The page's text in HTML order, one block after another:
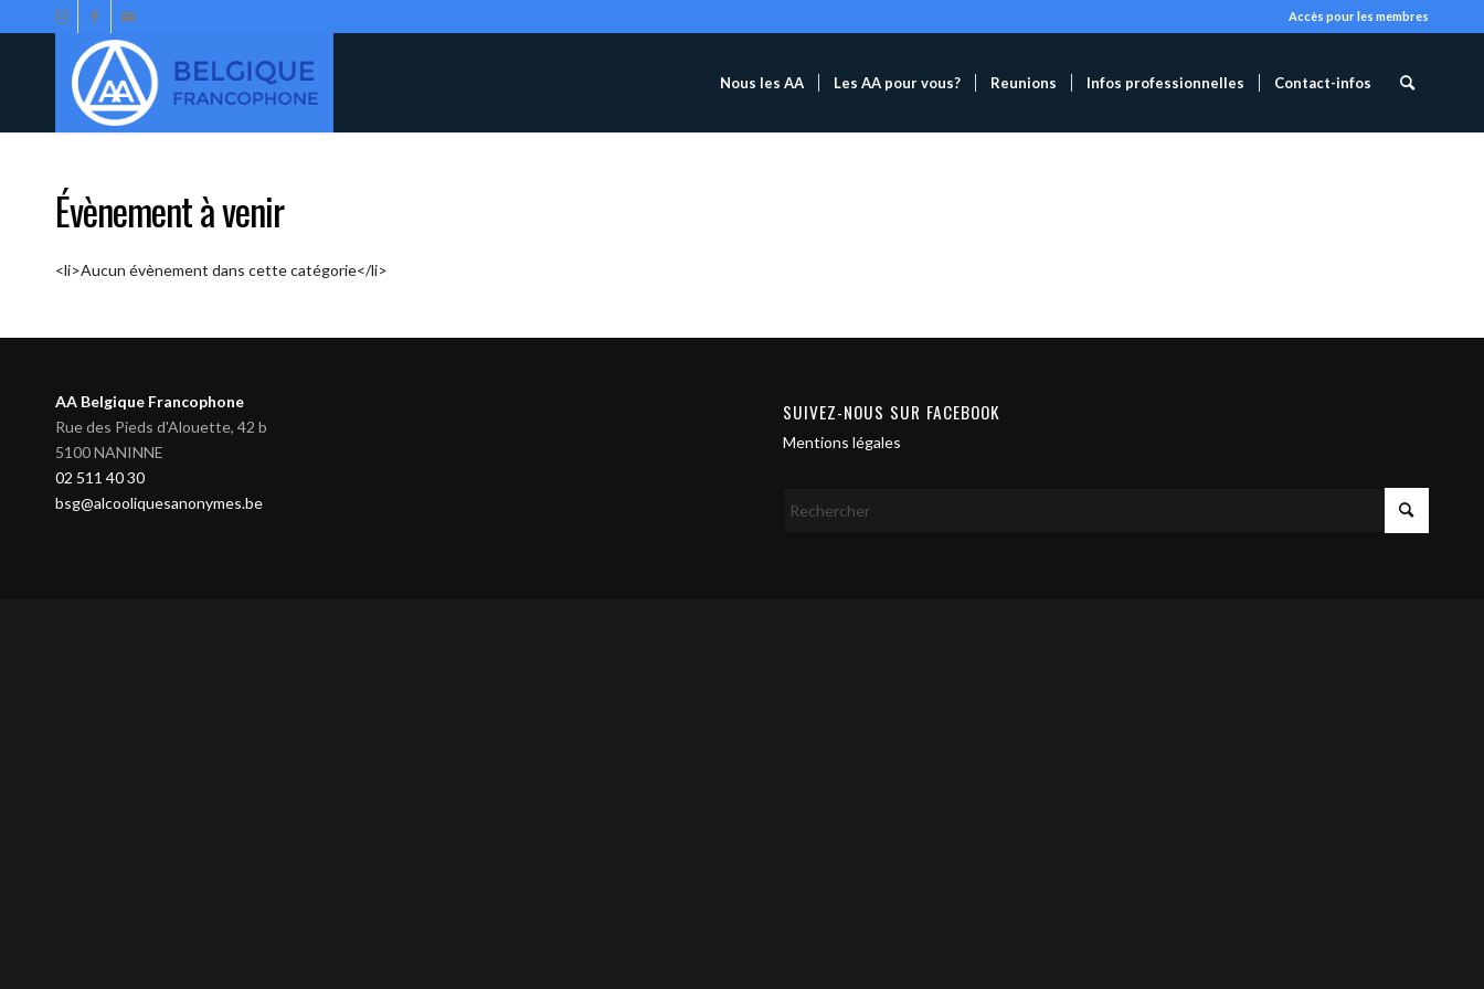
Accès pour les membres
Nous les AA Les AA pour vous? Reunions Infos professionnelles Contact-infos
Évènement à venir
<li>Aucun évènement dans cette catégorie</li>
AA Belgique Francophone
Rue des Pieds d'Alouette, 42 b
5100 NANINNE
02 511 40 30
bsg@alcooliquesanonymes.be
SUIVEZ-NOUS SUR FACEBOOK
Mentions légales